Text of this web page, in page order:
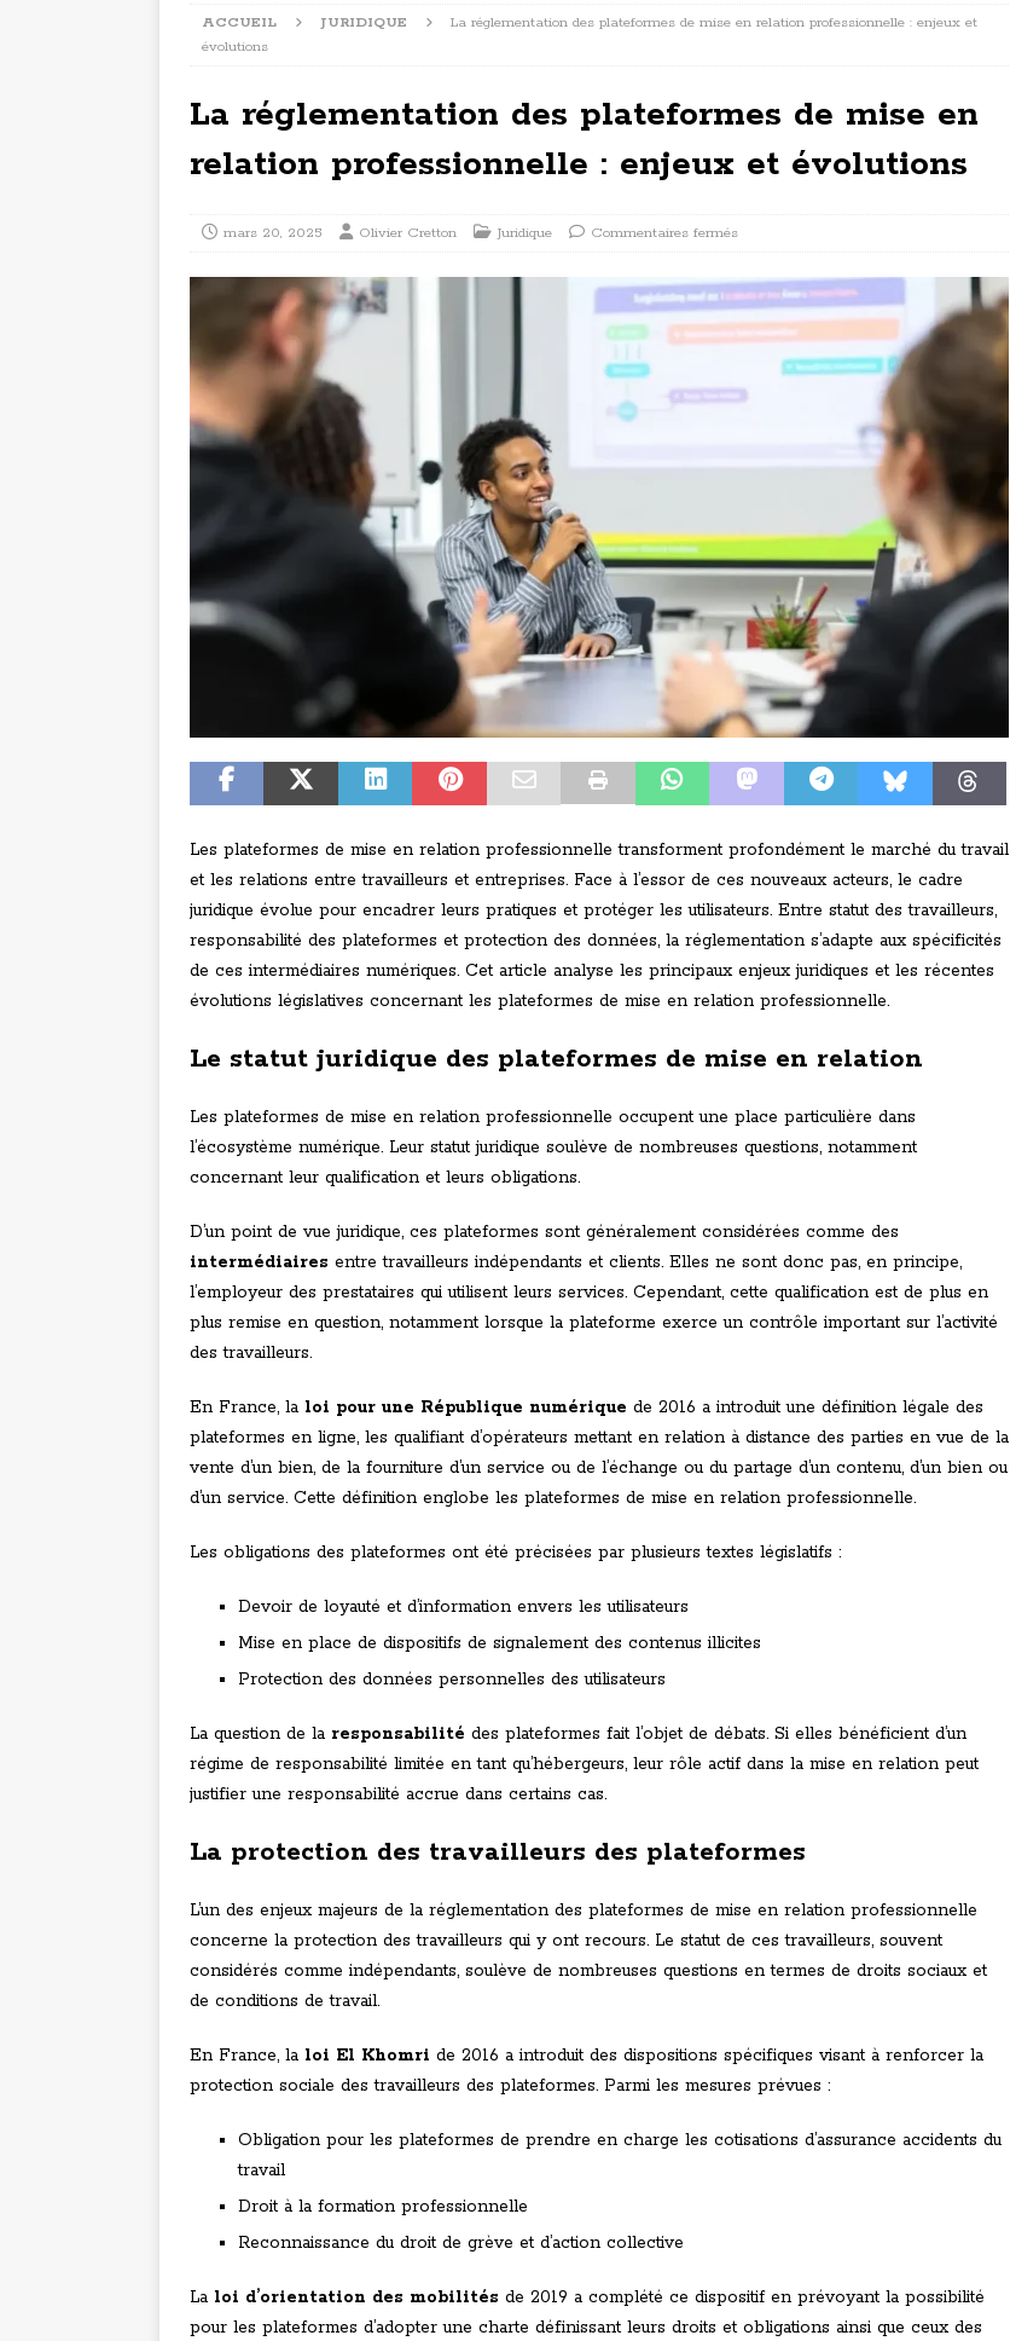
ACCUEIL JURIDIQUE
La réglementation des plateformes de mise en relation professionnelle : enjeux et
évolutions
La réglementation des plateformes de mise en
relation professionnelle : enjeux et évolutions
mars 20, 2025 Olivier Cretton Juridique Commentaires fermés
Les plateformes de mise en relation professionnelle transforment profondément le marché du travail
et les relations entre travailleurs et entreprises. Face à l’essor de ces nouveaux acteurs, le cadre
juridique évolue pour encadrer leurs pratiques et protéger les utilisateurs. Entre statut des travailleurs,
responsabilité des plateformes et protection des données, la réglementation s’adapte aux spécificités
de ces intermédiaires numériques. Cet article analyse les principaux enjeux juridiques et les récentes
évolutions législatives concernant les plateformes de mise en relation professionnelle.
Le statut juridique des plateformes de mise en relation
Les plateformes de mise en relation professionnelle occupent une place particulière dans
l’écosystème numérique. Leur statut juridique soulève de nombreuses questions, notamment
concernant leur qualification et leurs obligations.
D’un point de vue juridique, ces plateformes sont généralement considérées comme des
intermédiaires entre travailleurs indépendants et clients. Elles ne sont donc pas, en principe,
l’employeur des prestataires qui utilisent leurs services. Cependant, cette qualification est de plus en
plus remise en question, notamment lorsque la plateforme exerce un contrôle important sur l’activité
des travailleurs.
En France, la loi pour une République numérique de 2016 a introduit une définition légale des
plateformes en ligne, les qualifiant d’opérateurs mettant en relation à distance des parties en vue de la
vente d’un bien, de la fourniture d’un service ou de l’échange ou du partage d’un contenu, d’un bien ou
d’un service. Cette définition englobe les plateformes de mise en relation professionnelle.
Les obligations des plateformes ont été précisées par plusieurs textes législatifs :
Devoir de loyauté et d’information envers les utilisateurs
Mise en place de dispositifs de signalement des contenus illicites
Protection des données personnelles des utilisateurs
La question de la responsabilité des plateformes fait l’objet de débats. Si elles bénéficient d’un
régime de responsabilité limitée en tant qu’hébergeurs, leur rôle actif dans la mise en relation peut
justifier une responsabilité accrue dans certains cas.
La protection des travailleurs des plateformes
L’un des enjeux majeurs de la réglementation des plateformes de mise en relation professionnelle
concerne la protection des travailleurs qui y ont recours. Le statut de ces travailleurs, souvent
considérés comme indépendants, soulève de nombreuses questions en termes de droits sociaux et
de conditions de travail.
En France, la loi El Khomri de 2016 a introduit des dispositions spécifiques visant à renforcer la
protection sociale des travailleurs des plateformes. Parmi les mesures prévues :
Obligation pour les plateformes de prendre en charge les cotisations d’assurance accidents du
travail
Droit à la formation professionnelle
Reconnaissance du droit de grève et d’action collective
La loi d’orientation des mobilités de 2019 a complété ce dispositif en prévoyant la possibilité
pour les plateformes d’adopter une charte définissant leurs droits et obligations ainsi que ceux des